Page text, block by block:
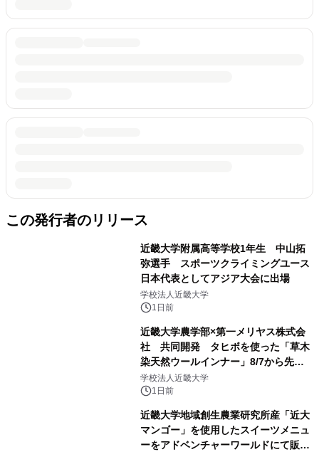
この発行者のリリース
近畿大学附属高等学校1年生 中山拓
弥選手 スポーツクライミングユース
日本代表としてアジア大会に出場
学校法人近畿大学
1日前
近畿大学農学部×第一メリヤス株式会
社 共同開発 タヒボを使った「草木
染天然ウールインナー」8/7から先行
販売
学校法人近畿大学
1日前
近畿大学地域創生農業研究所産「近大
マンゴー」を使用したスイーツメニュ
ーをアドベンチャーワールドにて販売